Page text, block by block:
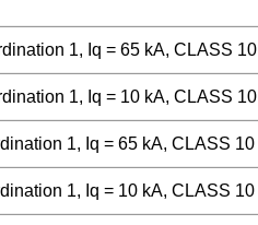
1, Iq = 65 kA, CLASS 10
1, Iq = 10 kA, CLASS 10
1, Iq = 65 kA, CLASS 10
1, Iq = 10 kA, CLASS 10